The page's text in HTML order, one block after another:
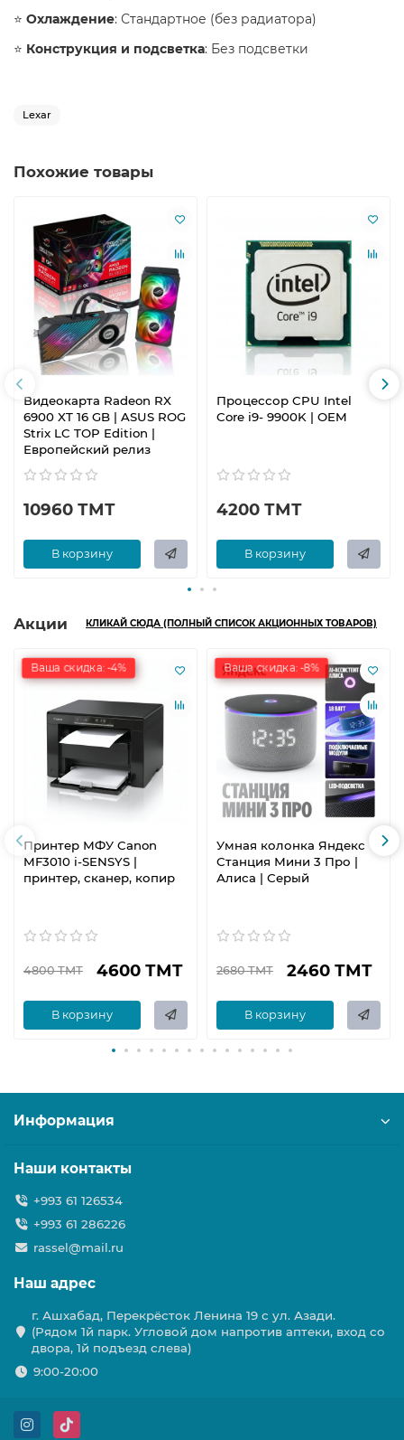
⭐️ Охлаждение: Стандартное (без радиатора)
⭐️ Конструкция и подсветка: Без подсветки
Lexar
Похожие товары
Видеокарта Radeon RX
6900 XT 16 GB | ASUS ROG
Strix LC TOP Edition |
Европейский релиз
10960 ТМТ
В корзину
Процессор CPU Intel
Core i9- 9900K | OEM
4200 ТМТ
В корзину
Акции КЛИКАЙ СЮДА (ПОЛНЫЙ СПИСОК АКЦИОННЫХ ТОВАРОВ)
Ваша скидка: -4%
Принтер МФУ Canon
MF3010 i-SENSYS |
принтер, сканер, копир
4800 ТМТ 4600 ТМТ
В корзину
Ваша скидка: -8%
Умная колонка Яндекс
Станция Мини 3 Про |
Алиса | Серый
2680 ТМТ 2460 ТМТ
В корзину
Информация
Наши контакты
+993 61 126534
+993 61 286226
rassel@mail.ru
Наш адрес
г. Ашхабад, Перекрёсток Ленина 19 с ул. Азади.
(Рядом 1й парк. Угловой дом напротив аптеки, вход со
двора, 1й подъезд слева)
9:00-20:00